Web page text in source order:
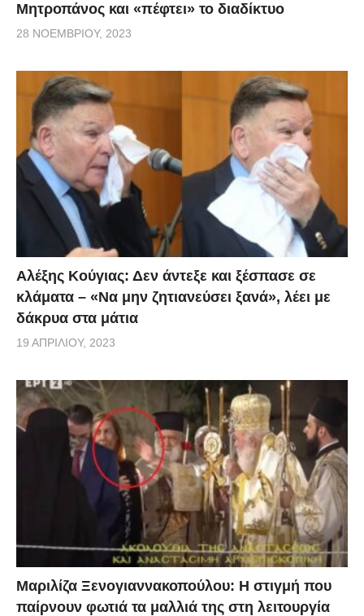
Μητροπάνος και «πέφτει» το διαδίκτυο
28 ΝΟΕΜΒΡΊΟΥ, 2023
Αλέξης Κούγιας: Δεν άντεξε και ξέσπασε σε
κλάματα – «Να μην ζητιανεύσει ξανά», λέει με
δάκρυα στα μάτια
19 ΑΠΡΙΛΊΟΥ, 2023
Μαριλίζα Ξενογιαννακοπούλου: Η στιγμή που
παίρνουν φωτιά τα μαλλιά της στη λειτουργία